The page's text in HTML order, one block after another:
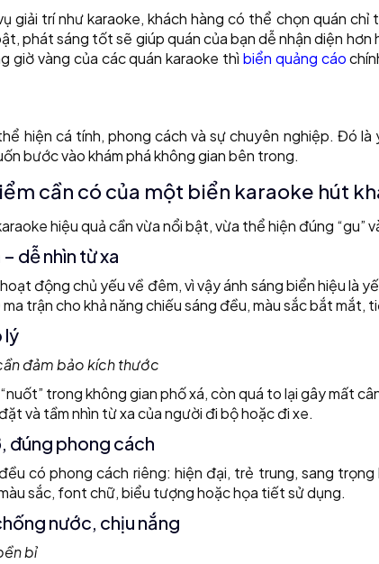
giải trí như karaoke, khách hàng có thể chọn quán
phát sáng tốt sẽ giúp quán của bạn dễ nhận diện
giờ vàng của các quán karaoke thì biển quảng cáo
hiện cá tính, phong cách và sự chuyên nghiệp. Đó
bước vào khám phá không gian bên trong.
cần có của một biển karaoke hút
hiệu quả cần vừa nổi bật, vừa thể hiện đúng “gu”
dễ nhìn từ xa
động chủ yếu về đêm, vì vậy ánh sáng biển hiệu là
trận cho khả năng chiếu sáng đều, màu sắc bắt mắt,
lý
đảm bảo kích thước
trong không gian phố xá, còn quá to lại gây mất
và tầm nhìn từ xa của người đi bộ hoặc đi xe.
đúng phong cách
có phong cách riêng: hiện đại, trẻ trung, sang
sắc, font chữ, biểu tượng hoặc họa tiết sử dụng.
nước, chịu nắng
bỉ